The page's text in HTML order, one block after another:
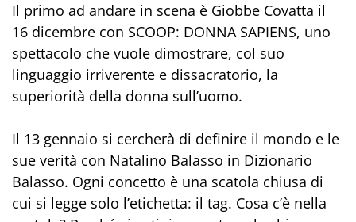
Il primo ad andare in scena è Giobbe Covatta il
16 dicembre con SCOOP: DONNA SAPIENS, uno
spettacolo che vuole dimostrare, col suo
linguaggio irriverente e dissacratorio, la
superiorità della donna sull’uomo.
Il 13 gennaio si cercherà di definire il mondo e le
sue verità con Natalino Balasso in Dizionario
Balasso. Ogni concetto è una scatola chiusa di
cui si legge solo l’etichetta: il tag. Cosa c’è nella